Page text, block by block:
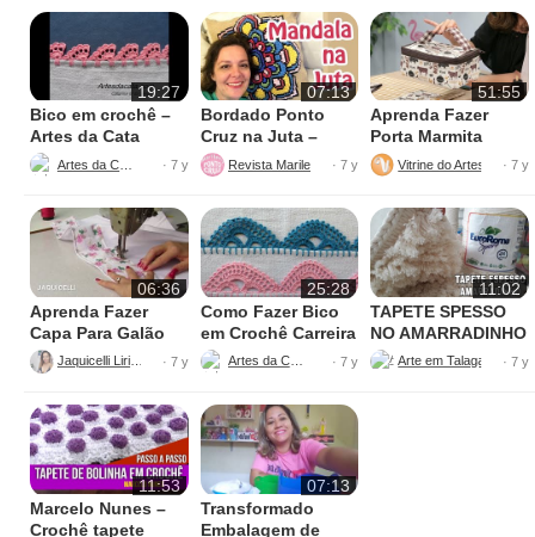
19:27
Bico em crochê –
Artes da Cata
· 7 y
07:13
Bordado Ponto
Cruz na Juta –
Fácil de Fazer
Revista Marileny Ponto Cruz
· 7 y
51:55
Aprenda Fazer
Porta Marmita
Térmica
Vitrine do Artesanato
· 7 y
06:36
Aprenda Fazer
Capa Para Galão
de Água – 20 litros
Jaquicelli Liriane · 7 y
25:28
Como Fazer Bico
em Crochê Carreira
Única
Artes da Cata · 7 y
11:02
TAPETE SPESSO
NO AMARRADINHO
PERFEITO
· 7 y
11:53
Marcelo Nunes –
Crochê tapete
07:13
Transformado
Embalagem de